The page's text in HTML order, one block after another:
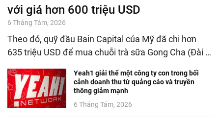
với giá hơn 600 triệu USD
6 Tháng Tám, 2026
Theo đó, quỹ đầu Bain Capital của Mỹ đã chi hơn
635 triệu USD để mua chuỗi trà sữa Gong Cha (Đài …
Yeah1 giải thể một công ty con trong bối
cảnh doanh thu từ quảng cáo và truyền
thông giảm mạnh
6 Tháng Tám, 2026